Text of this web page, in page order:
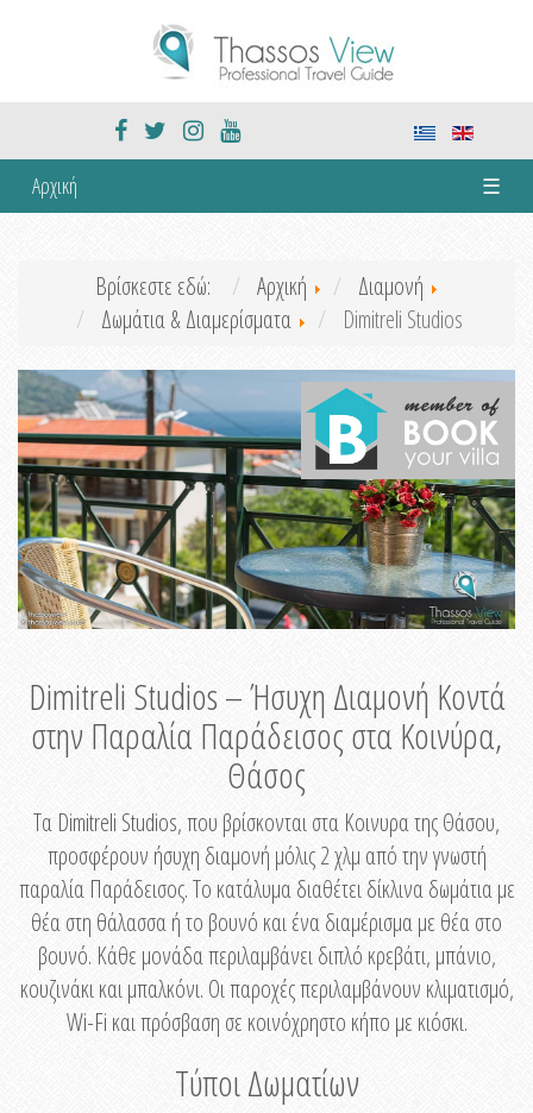
Αρχική ☰
Βρίσκεστε εδώ: Αρχική
Διαμονή
Δωμάτια & Διαμερίσματα
Dimitreli Studios
Dimitreli Studios – Ήσυχη Διαμονή Κοντά
στην Παραλία Παράδεισος στα Κοινύρα,
Θάσος
Τα Dimitreli Studios, που βρίσκονται στα Κοινυρα της Θάσου,
προσφέρουν ήσυχη διαμονή μόλις 2 χλμ από την γνωστή
παραλία Παράδεισος. Το κατάλυμα διαθέτει δίκλινα δωμάτια με
θέα στη θάλασσα ή το βουνό και ένα διαμέρισμα με θέα στο
βουνό. Κάθε μονάδα περιλαμβάνει διπλό κρεβάτι, μπάνιο,
κουζινάκι και μπαλκόνι. Οι παροχές περιλαμβάνουν κλιματισμό,
Wi-Fi και πρόσβαση σε κοινόχρηστο κήπο με κιόσκι.
Τύποι Δωματίων